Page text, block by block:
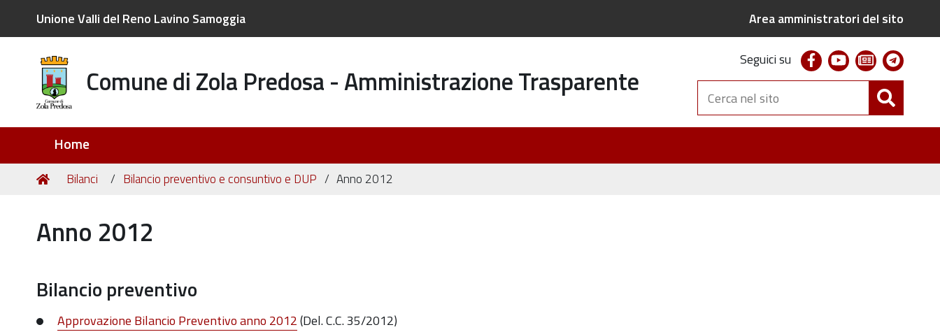
Unione Valli del Reno Lavino Samoggia Area amministratori del sito
Comune di Zola Predosa - Amministrazione Trasparente
Seguici su facebookyoutubenewsletter
Cerca
nel
sito
Home
Tu
Home
Bilanci Bilancio preventivo e consuntivo e DUP Anno 2012
Anno 2012
Bilancio preventivo
Approvazione Bilancio Preventivo anno 2012(Del. C.C. 35/2012)